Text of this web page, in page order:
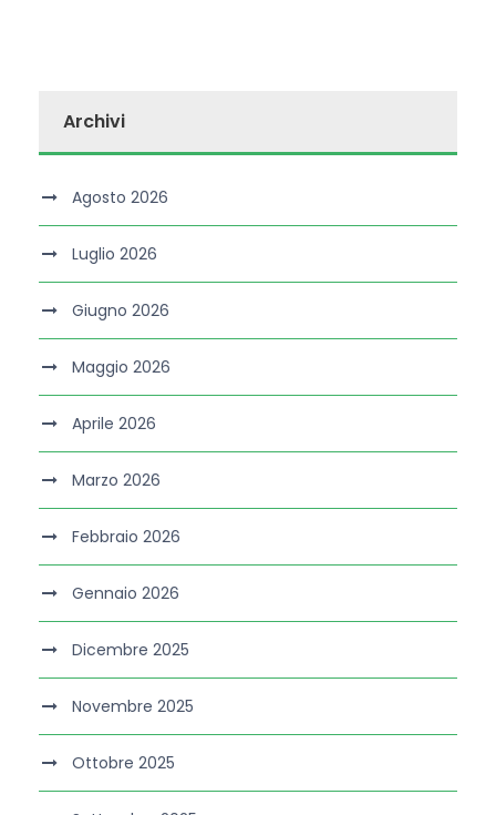
Archivi
Agosto 2026
Luglio 2026
Giugno 2026
Maggio 2026
Aprile 2026
Marzo 2026
Febbraio 2026
Gennaio 2026
Dicembre 2025
Novembre 2025
Ottobre 2025